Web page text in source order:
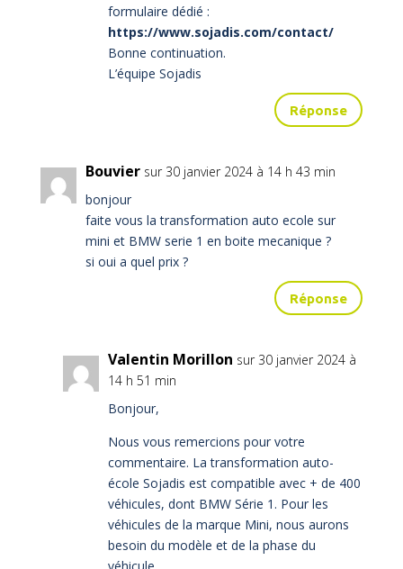
formulaire dédié :
https://www.sojadis.com/contact/
Bonne continuation.
L’équipe Sojadis
Réponse
Bouvier sur 30 janvier 2024 à 14 h 43 min
bonjour
faite vous la transformation auto ecole sur
mini et BMW serie 1 en boite mecanique ?
si oui a quel prix ?
Réponse
Valentin Morillon sur 30 janvier 2024 à
14 h 51 min
Bonjour,
Nous vous remercions pour votre
commentaire. La transformation auto-
école Sojadis est compatible avec + de 400
véhicules, dont BMW Série 1. Pour les
véhicules de la marque Mini, nous aurons
besoin du modèle et de la phase du